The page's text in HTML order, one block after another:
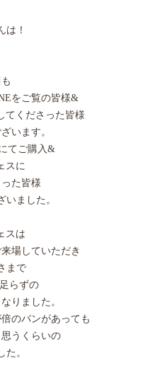
は！
をご覧の皆様&
てくださった皆様
います。
てご購入&
スに
た皆様
いました。
スは
場していただき
まで
らずの
りました。
のパンがあっても
うくらいの
た。